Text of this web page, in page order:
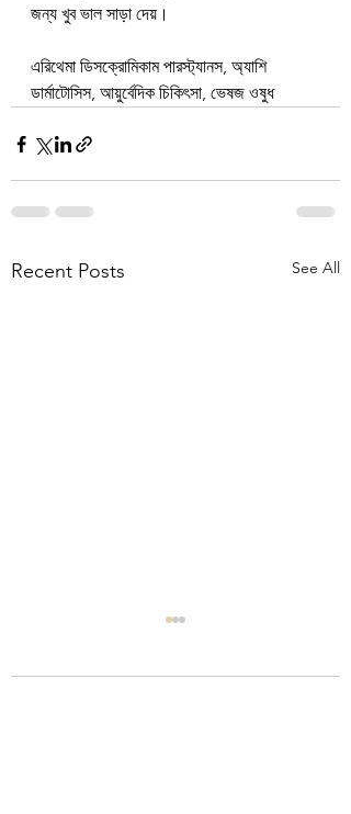
জন্য খুব ভাল সাড়া দেয়।
এরিথেমা ডিসক্রোমিকাম পারস্ট্যানস, অ্যাশি
ডার্মাটোসিস, আয়ুর্বেদিক চিকিৎসা, ভেষজ ওষুধ
Recent Posts See All